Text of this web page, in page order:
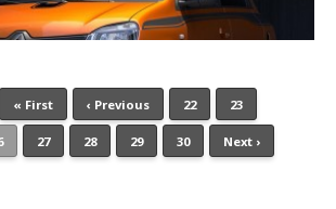
« First ‹ Previous 22 23
27 28 29 30 Next ›